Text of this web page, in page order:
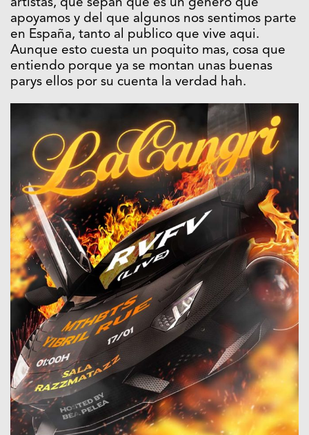
artistas, que sepan que es un genero que
apoyamos y del que algunos nos sentimos parte
en España, tanto al publico que vive aqui.
Aunque esto cuesta un poquito mas, cosa que
entiendo porque ya se montan unas buenas
parys ellos por su cuenta la verdad hah.